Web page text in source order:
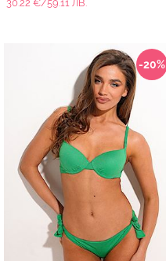
30.22 €/59.11 ЛВ.
-20%